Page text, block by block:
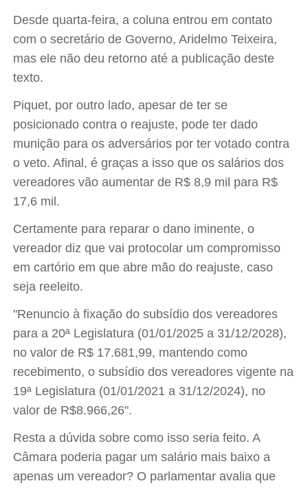
Desde quarta-feira, a coluna entrou em contato
com o secretário de Governo, Aridelmo Teixeira,
mas ele não deu retorno até a publicação deste
texto.
Piquet, por outro lado, apesar de ter se
posicionado contra o reajuste, pode ter dado
munição para os adversários por ter votado contra
o veto. Afinal, é graças a isso que os salários dos
vereadores vão aumentar de R$ 8,9 mil para R$
17,6 mil.
Certamente para reparar o dano iminente, o
vereador diz que vai protocolar um compromisso
em cartório em que abre mão do reajuste, caso
seja reeleito.
"Renuncio à fixação do subsídio dos vereadores
para a 20ª Legislatura (01/01/2025 a 31/12/2028),
no valor de R$ 17.681,99, mantendo como
recebimento, o subsídio dos vereadores vigente na
19ª Legislatura (01/01/2021 a 31/12/2024), no
valor de R$8.966,26".
Resta a dúvida sobre como isso seria feito. A
Câmara poderia pagar um salário mais baixo a
apenas um vereador? O parlamentar avalia que